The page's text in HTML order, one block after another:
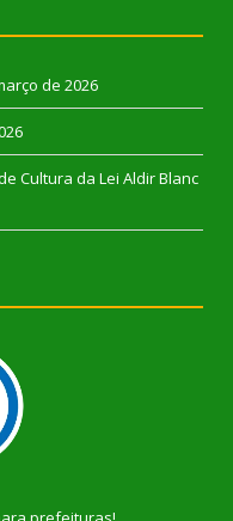
de 2026
Cultura da Lei Aldir Blanc